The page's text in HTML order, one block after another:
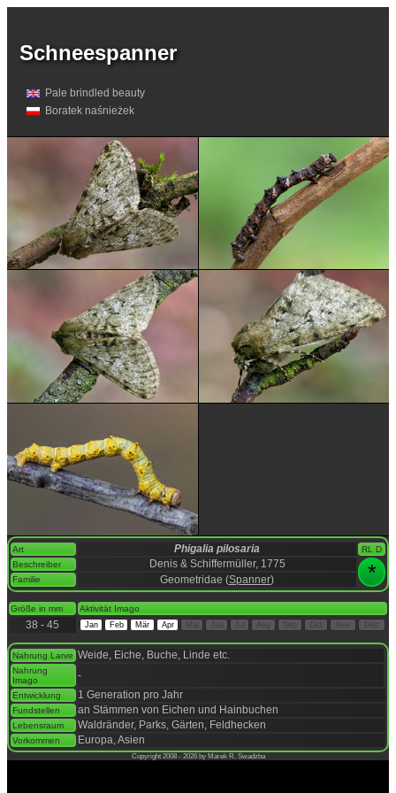
Schneespanner
Pale brindled beauty
Boratek naśnieżek
Art Phigalia pilosaria
RL D
Beschreiber
Denis & Schiffermüller, 1775 *
Familie Geometridae (Spanner)
Größe in mm Aktivität Imago
38 - 45 Jan Feb Mär Apr Sep Dez
Nahrung Larve Weide, Eiche, Buche, Linde etc.
Nahrung
Imago
-
Entwicklung 1 Generation pro Jahr
Fundstellen an Stämmen von Eichen und Hainbuchen
Lebensraum Waldränder, Parks, Gärten, Feldhecken
Vorkommen Europa, Asien
Copyright 2008 - 2026 by Marek R. Swadzba